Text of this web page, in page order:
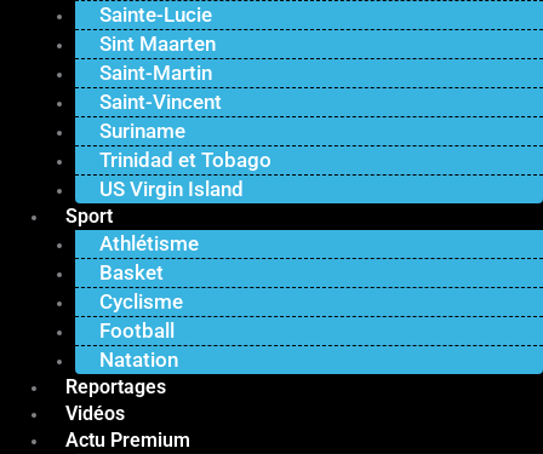
Sainte-Lucie
Sint Maarten
Saint-Martin
Saint-Vincent
Suriname
Trinidad et Tobago
US Virgin Island
Sport
Athlétisme
Basket
Cyclisme
Football
Natation
Reportages
Vidéos
Actu Premium